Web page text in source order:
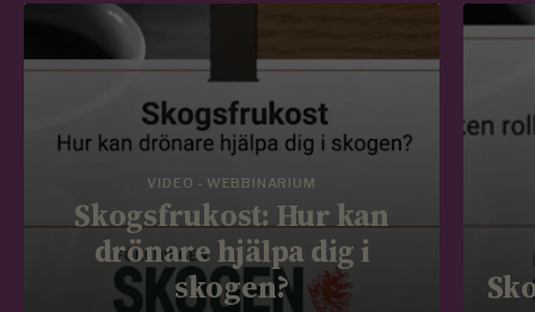
VIDEO - WEBBINARIUM
Skogsfrukost: Hur kan
drönare hjälpa dig i
skogen?